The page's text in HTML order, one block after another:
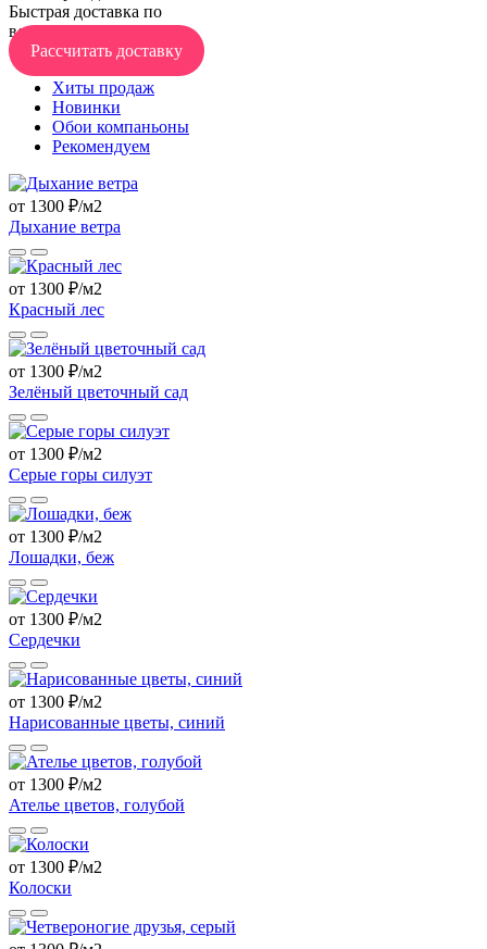
Быстрая доставка по
всей России
Рассчитать доставку
Хиты продаж
Новинки
Обои компаньоны
Рекомендуем
от 1300 ₽/м2
Дыхание ветра
от 1300 ₽/м2
Красный лес
от 1300 ₽/м2
Зелёный цветочный сад
от 1300 ₽/м2
Серые горы силуэт
от 1300 ₽/м2
Лошадки, беж
от 1300 ₽/м2
Сердечки
от 1300 ₽/м2
Нарисованные цветы, синий
от 1300 ₽/м2
Ателье цветов, голубой
от 1300 ₽/м2
Колоски